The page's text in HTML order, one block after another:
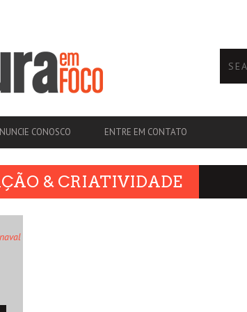
CONOSCO ENTRE EM CONTATO
& CRIATIVIDADE